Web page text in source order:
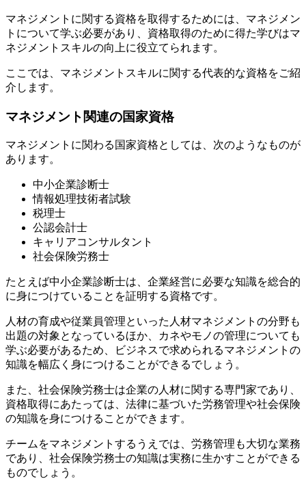
マネジメントに関する資格を取得するためには、マネジメン
トについて学ぶ必要があり、資格取得のために得た学びはマ
ネジメントスキルの向上に役立てられます。
ここでは、マネジメントスキルに関する代表的な資格をご紹
介します。
マネジメント関連の国家資格
マネジメントに関わる国家資格としては、次のようなものが
あります。
中小企業診断士
情報処理技術者試験
税理士
公認会計士
キャリアコンサルタント
社会保険労務士
たとえば中小企業診断士は、企業経営に必要な知識を総合的
に身につけていることを証明する資格です。
人材の育成や従業員管理といった人材マネジメントの分野も
出題の対象となっているほか、カネやモノの管理についても
学ぶ必要があるため、ビジネスで求められるマネジメントの
知識を幅広く身につけることができるでしょう。
また、社会保険労務士は企業の人材に関する専門家であり、
資格取得にあたっては、法律に基づいた労務管理や社会保険
の知識を身につけることができます。
チームをマネジメントするうえでは、労務管理も大切な業務
であり、社会保険労務士の知識は実務に生かすことができる
ものでしょう。